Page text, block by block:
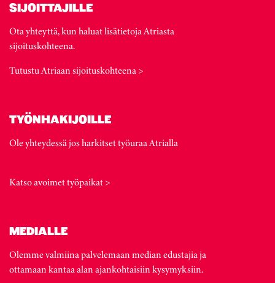
SIJOITTAJILLE
Ota yhteyttä, kun haluat lisätietoja Atriasta
sijoituskohteena.
Tutustu Atriaan sijoituskohteena >
TYÖNHAKIJOILLE
Ole yhteydessä jos harkitset työuraa Atrialla
Katso avoimet työpaikat >
MEDIALLE
Olemme valmiina palvelemaan median edustajia ja
ottamaan kantaa alan ajankohtaisiin kysymyksiin.